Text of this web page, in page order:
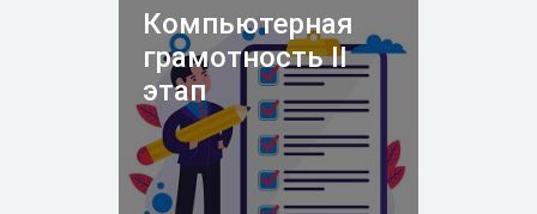
Компьютерная
грамотность II
этап